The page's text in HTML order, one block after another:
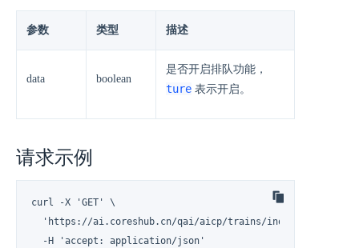
参数 类型 描述
data boolean
是否开启排队功能，
ture 表示开启。
请求示例
curl -X 'GET' \
  'https://ai.coreshub.cn/qai/aicp/trains/inqueuing' \
  -H 'accept: application/json'